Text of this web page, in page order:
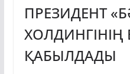
ПРЕЗИДЕНТ
ҚАБЫЛДАДЫ